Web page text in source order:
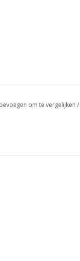
om te vergelijken /